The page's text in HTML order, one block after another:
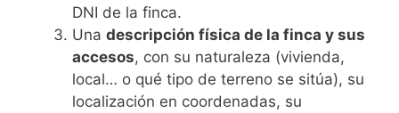
DNI de la finca.
Una descripción física de la finca y sus
accesos, con su naturaleza (vivienda,
local… o qué tipo de terreno se sitúa), su
localización en coordenadas, su